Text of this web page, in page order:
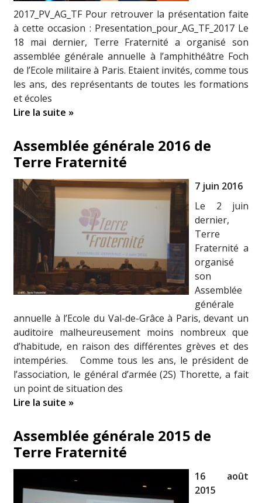
2017_PV_AG_TF Pour retrouver la présentation faite
à cette occasion : Presentation_pour_AG_TF_2017 Le
18 mai dernier, Terre Fraternité a organisé son
assemblée générale annuelle à l’amphithéâtre Foch
de l’Ecole militaire à Paris. Etaient invités, comme tous
les ans, des représentants de toutes les formations
et écoles
Lire la suite »
Assemblée générale 2016 de
Terre Fraternité
7 juin 2016
Le 2 juin
dernier,
Terre
Fraternité a
organisé
son
Assemblée
générale
annuelle à l’Ecole du Val-de-Grâce à Paris, devant un
auditoire malheureusement moins nombreux que
d’habitude, en raison des différentes grèves et des
intempéries. Comme tous les ans, le président de
l’association, le général d’armée (2S) Thorette, a fait
un point de situation des
Lire la suite »
Assemblée générale 2015 de
Terre Fraternité
16 août
2015